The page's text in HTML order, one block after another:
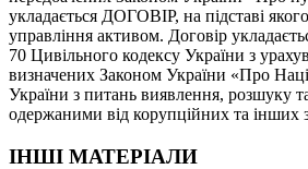
укладається ДОГОВІР, на підставі
управління активом. Договір
70 Цивільного кодексу України з
визначених Законом України «Про
України з питань виявлення, розшуку
одержаними від корупційних та інших
ІНШІ МАТЕРІАЛИ